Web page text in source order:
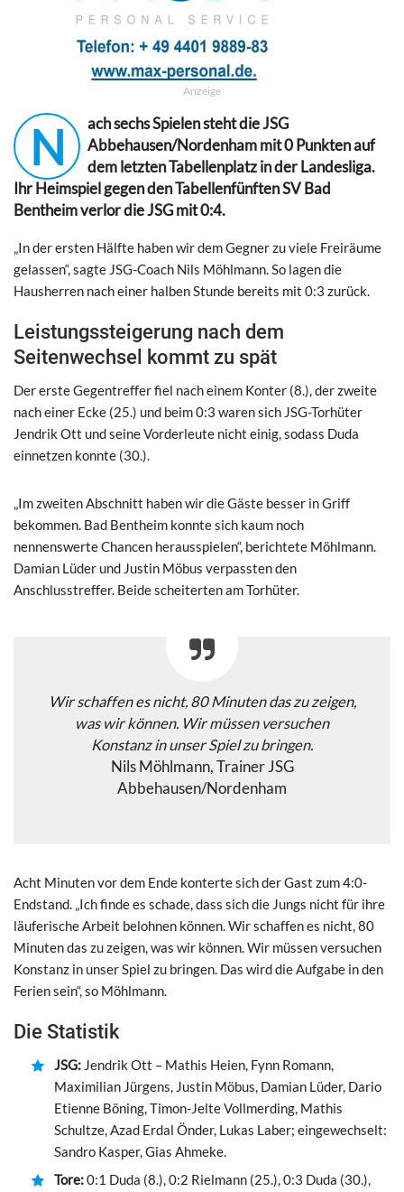
Anzeige
N
ach sechs Spielen steht die JSG
Abbehausen/Nordenham mit 0 Punkten auf
dem letzten Tabellenplatz in der Landesliga.
Ihr Heimspiel gegen den Tabellenfünften SV Bad
Bentheim verlor die JSG mit 0:4.
„In der ersten Hälfte haben wir dem Gegner zu viele Freiräume
gelassen“, sagte JSG-Coach Nils Möhlmann. So lagen die
Hausherren nach einer halben Stunde bereits mit 0:3 zurück.
Leistungssteigerung nach dem
Seitenwechsel kommt zu spät
Der erste Gegentreffer fiel nach einem Konter (8.), der zweite
nach einer Ecke (25.) und beim 0:3 waren sich JSG-Torhüter
Jendrik Ott und seine Vorderleute nicht einig, sodass Duda
einnetzen konnte (30.).
„Im zweiten Abschnitt haben wir die Gäste besser in Griff
bekommen. Bad Bentheim konnte sich kaum noch
nennenswerte Chancen herausspielen“, berichtete Möhlmann.
Damian Lüder und Justin Möbus verpassten den
Anschlusstreffer. Beide scheiterten am Torhüter.
Wir schaffen es nicht, 80 Minuten das zu zeigen,
was wir können. Wir müssen versuchen
Konstanz in unser Spiel zu bringen.
Nils Möhlmann, Trainer JSG
Abbehausen/Nordenham
Acht Minuten vor dem Ende konterte sich der Gast zum 4:0-
Endstand. „Ich finde es schade, dass sich die Jungs nicht für ihre
läuferische Arbeit belohnen können. Wir schaffen es nicht, 80
Minuten das zu zeigen, was wir können. Wir müssen versuchen
Konstanz in unser Spiel zu bringen. Das wird die Aufgabe in den
Ferien sein“, so Möhlmann.
Die Statistik
JSG: Jendrik Ott – Mathis Heien, Fynn Romann,
Maximilian Jürgens, Justin Möbus, Damian Lüder, Dario
Etienne Böning, Timon-Jelte Vollmerding, Mathis
Schultze, Azad Erdal Önder, Lukas Laber; eingewechselt:
Sandro Kasper, Gias Ahmeke.
Tore:0:1 Duda (8.), 0:2 Rielmann (25.), 0:3 Duda (30.),